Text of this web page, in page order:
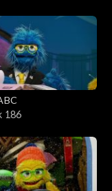
186